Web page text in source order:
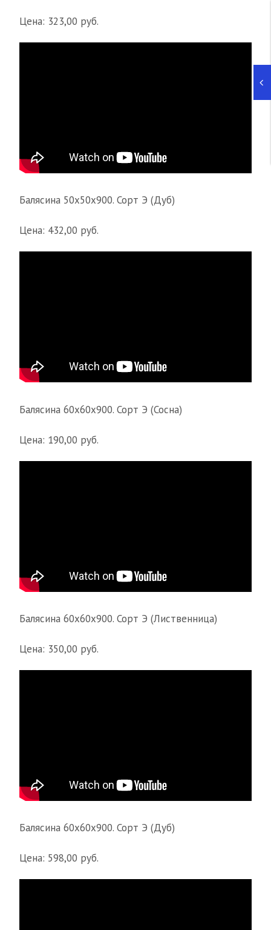
Цена: 323,00 руб.
Балясина 50х50х900. Сорт Э (Дуб)
Цена: 432,00 руб.
Балясина 60х60х900. Сорт Э (Сосна)
Цена: 190,00 руб.
Балясина 60х60х900. Сорт Э (Лиственница)
Цена: 350,00 руб.
Балясина 60х60х900. Сорт Э (Дуб)
Цена: 598,00 руб.